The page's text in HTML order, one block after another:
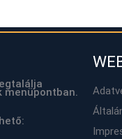
menüpontban.